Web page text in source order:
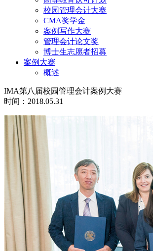
校园管理会计大赛
CMA奖学金
案例写作大赛
管理会计论文奖
博士生志愿者招募
案例大赛
概述
IMA第八届校园管理会计案例大赛
时间：2018.05.31